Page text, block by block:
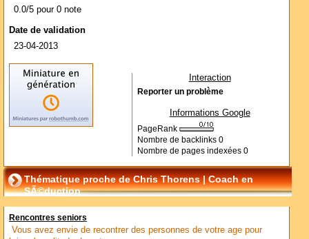
0.0/5 pour 0 note
Date de validation
23-04-2013
Interaction
Reporter un problème
Informations Google
PageRank
Nombre de backlinks 0
Nombre de pages indexées 0
Thématique proche de Chris Thorens | Coach en
SÃ©duction
Rencontres seniors
Vous avez envie de recontrer des personnes de votre age pour